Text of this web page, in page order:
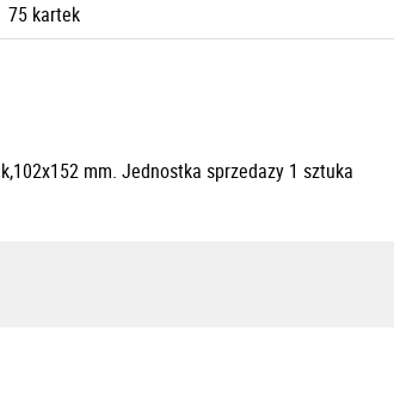
75 kartek
mm. Jednostka sprzedazy 1 sztuka